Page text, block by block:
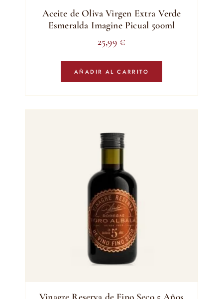
Aceite de Oliva Virgen Extra Verde
Esmeralda Imagine Picual 500ml
25,99 €
AÑADIR AL CARRITO